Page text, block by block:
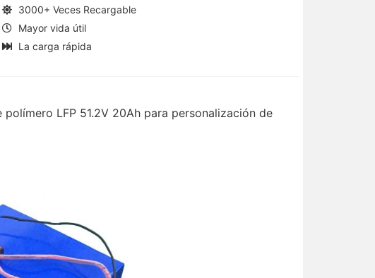
3000+ Veces Recargable
Mayor vida útil
La carga rápida
LFP 51.2V 20Ah para personalización de